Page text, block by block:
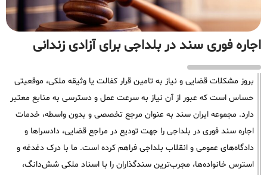
اجاره فوری سند در بلداجی برای آزادی زندانی
بروز مشکلات قضایی و نیاز به تامین قرار کفالت یا وثیقه ملکی، موقعیتی
حساس است که عبور از آن نیاز به سرعت عمل و دسترسی به منابع معتبر
دارد. مجموعه ایران سند به عنوان مرجع تخصصی و بدون واسطه، خدمات
اجاره سند فوری در بلداجی را جهت تودیع در مراجع قضایی، دادسراها و
دادگاه‌های عمومی و انقلاب بلداجی فراهم کرده است. ما با درک دغدغه و
استرس خانواده‌ها، مجرب‌ترین سندگذاران را با اسناد ملکی شش‌دانگ،